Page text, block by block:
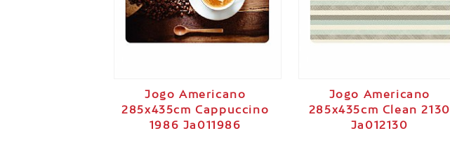
Jogo Americano
285x435cm Cappuccino
1986 Ja011986
Jogo Americano
285x435cm Clean 2130
Ja012130